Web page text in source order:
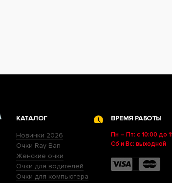
КАТАЛОГ
Новинки 2026
Очки Ray Ban
Женские очки
Очки для водителей
Очки для компьютера
ВРЕМЯ РАБОТЫ
Пн – Пт: с 10:00 до
Сб и Вс: выходной